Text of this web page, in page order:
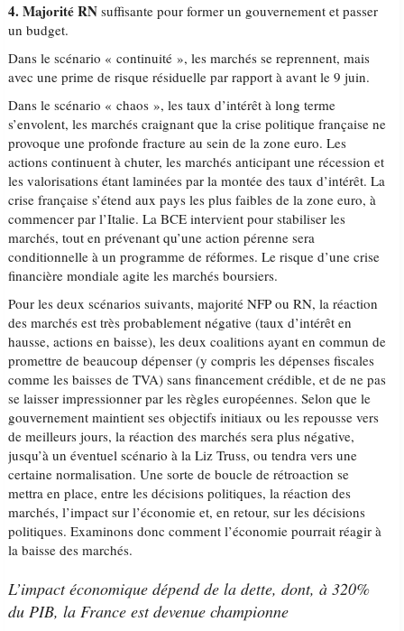
4. Majorité RN suffisante pour former un gouvernement et passer
un budget.
Dans le scénario « continuité », les marchés se reprennent, mais
avec une prime de risque résiduelle par rapport à avant le 9 juin.
Dans le scénario « chaos », les taux d’intérêt à long terme
s’envolent, les marchés craignant que la crise politique française ne
provoque une profonde fracture au sein de la zone euro. Les
actions continuent à chuter, les marchés anticipant une récession et
les valorisations étant laminées par la montée des taux d’intérêt. La
crise française s’étend aux pays les plus faibles de la zone euro, à
commencer par l’Italie. La BCE intervient pour stabiliser les
marchés, tout en prévenant qu’une action pérenne sera
conditionnelle à un programme de réformes. Le risque d’une crise
financière mondiale agite les marchés boursiers.
Pour les deux scénarios suivants, majorité NFP ou RN, la réaction
des marchés est très probablement négative (taux d’intérêt en
hausse, actions en baisse), les deux coalitions ayant en commun de
promettre de beaucoup dépenser (y compris les dépenses fiscales
comme les baisses de TVA) sans financement crédible, et de ne pas
se laisser impressionner par les règles européennes. Selon que le
gouvernement maintient ses objectifs initiaux ou les repousse vers
de meilleurs jours, la réaction des marchés sera plus négative,
jusqu’à un éventuel scénario à la Liz Truss, ou tendra vers une
certaine normalisation. Une sorte de boucle de rétroaction se
mettra en place, entre les décisions politiques, la réaction des
marchés, l’impact sur l’économie et, en retour, sur les décisions
politiques. Examinons donc comment l’économie pourrait réagir à
la baisse des marchés.
L’impact économique dépend de la dette, dont, à 320%
du PIB, la France est devenue championne